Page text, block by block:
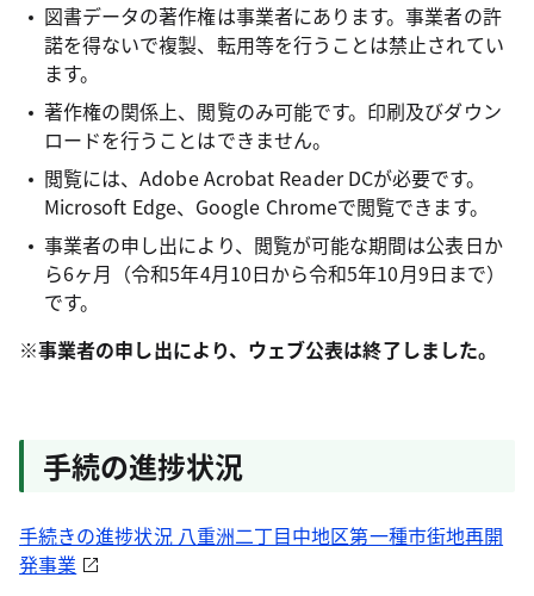
図書データの著作権は事業者にあります。事業者の許
諾を得ないで複製、転用等を行うことは禁止されてい
ます。
著作権の関係上、閲覧のみ可能です。印刷及びダウン
ロードを行うことはできません。
閲覧には、Adobe Acrobat Reader DCが必要です。
Microsoft Edge、Google Chromeで閲覧できます。
事業者の申し出により、閲覧が可能な期間は公表日か
ら6ヶ月（令和5年4月10日から令和5年10月9日まで）
です。
※事業者の申し出により、ウェブ公表は終了しました。
手続の進捗状況
手続きの進捗状況 八重洲二丁目中地区第一種市街地再開
発事業